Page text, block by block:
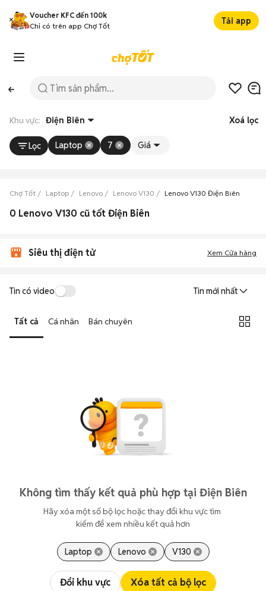
Voucher KFC đến 100k
Chỉ có trên app Chợ Tốt
Tải app
Khu vực: Điện Biên Xoá lọc
Lọc Laptop 7 Giá
Chợ Tốt Laptop Lenovo Lenovo V130 Lenovo V130 Điện Biên
0 Lenovo V130 cũ tốt Điện Biên
Siêu thị điện tử Xem Cửa hàng
Tin có video Tin mới nhất
Tất cả Cá nhân Bán chuyên
Không tìm thấy kết quả phù hợp tại Điện Biên
Hãy xóa một số bộ lọc hoặc thay đổi khu vực tìm
kiếm để xem nhiều kết quả hơn
Laptop Lenovo V130
Đổi khu vực Xóa tất cả bộ lọc